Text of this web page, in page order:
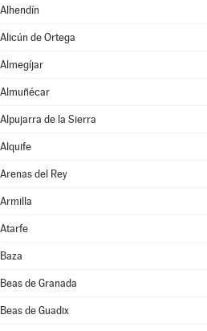
Alhendín
Alicún de Ortega
Almegíjar
Almuñécar
Alpujarra de la Sierra
Alquife
Arenas del Rey
Armilla
Atarfe
Baza
Beas de Granada
Beas de Guadix